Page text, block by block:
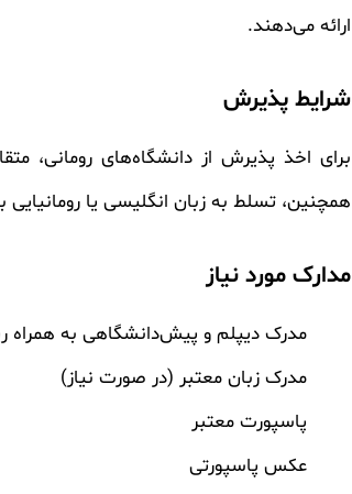
ارائه می‌دهند.
شرایط پذیرش
برای اخذ پذیرش از دانشگاه‌های رومانی،
همچنین، تسلط به زبان انگلیسی یا
مدارک مورد نیاز
مدرک دیپلم و پیش‌دانشگاهی به همراه
مدرک زبان معتبر (در صورت نیاز)
پاسپورت معتبر
عکس پاسپورتی